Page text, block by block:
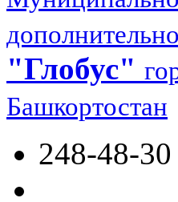
"Глобус"
Башкортостан
248-48-30